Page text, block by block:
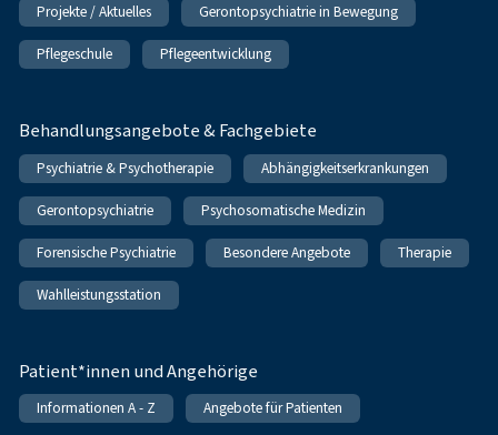
Projekte / Aktuelles Gerontopsychiatrie in Bewegung
Pflegeschule Pflegeentwicklung
Behandlungsangebote & Fachgebiete
Psychiatrie & Psychotherapie Abhängigkeitserkrankungen
Gerontopsychiatrie Psychosomatische Medizin
Forensische Psychiatrie Besondere Angebote Therapie
Wahlleistungsstation
Patient*innen und Angehörige
Informationen A - Z Angebote für Patienten